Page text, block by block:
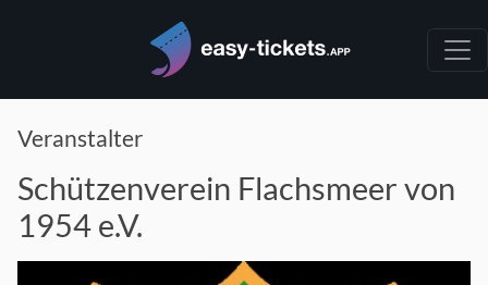
Veranstalter
Schützenverein Flachsmeer von
1954 e.V.